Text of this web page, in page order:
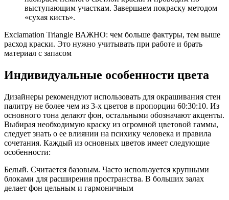
выступающим участкам. Завершаем покраску методом
«сухая кисть».
Exclamation Triangle ВАЖНО: чем больше фактуры, тем выше
расход краски. Это нужно учитывать при работе и брать
материал с запасом
Индивидуальные особенности цвета
Дизайнеры рекомендуют использовать для окрашивания стен
палитру не более чем из 3-х цветов в пропорции 60:30:10. Из
основного тона делают фон, остальными обозначают акценты.
Выбирая необходимую краску из огромной цветовой гаммы,
следует знать о ее влиянии на психику человека и правила
сочетания. Каждый из основных цветов имеет следующие
особенности:
Белый. Считается базовым. Часто используется крупными
блоками для расширения пространства. В больших залах
делает фон цельным и гармоничным